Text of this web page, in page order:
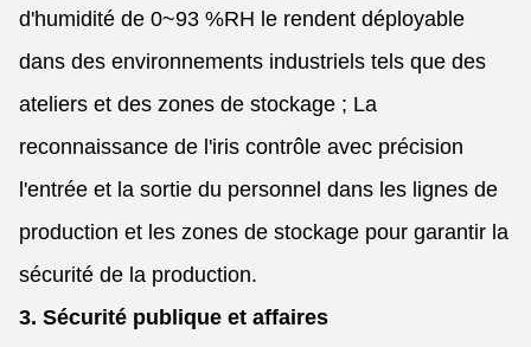
d'humidité de 0~93 %RH le rendent déployable
dans des environnements industriels tels que des
ateliers et des zones de stockage ; La
reconnaissance de l'iris contrôle avec précision
l'entrée et la sortie du personnel dans les lignes de
production et les zones de stockage pour garantir la
sécurité de la production.
3. Sécurité publique et affaires